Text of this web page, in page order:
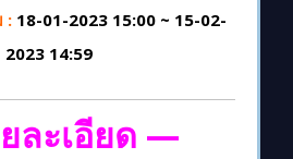
:18-01-2023 15:00 ~ 15-02-
2023 14:59
ละเอียด —